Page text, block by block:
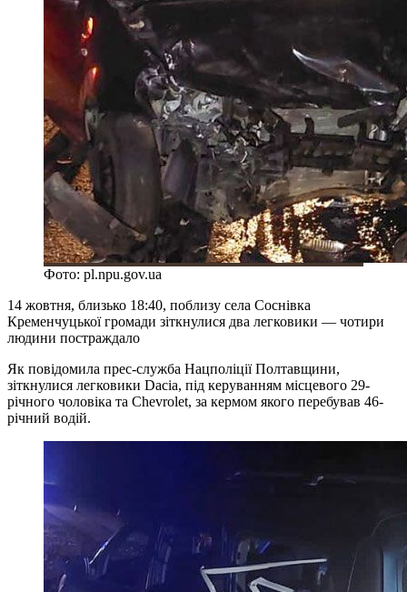
Фото: pl.npu.gov.ua
14 жовтня, близько 18:40, поблизу села Соснівка
Кременчуцької громади зіткнулися два легковики — чотири
людини постраждало
Як повідомила прес-служба Нацполіції Полтавщини,
зіткнулися легковики Dacia, під керуванням місцевого 29-
річного чоловіка та Chevrolet, за кермом якого перебував 46-
річний водій.